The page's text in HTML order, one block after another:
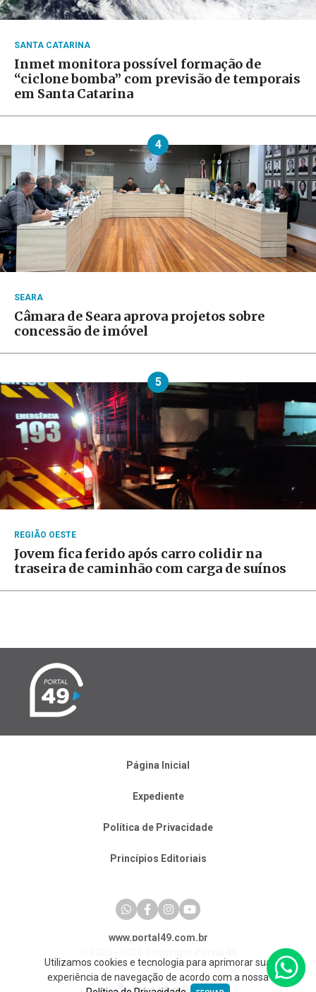
SANTA CATARINA
Inmet monitora possível formação de
“ciclone bomba” com previsão de temporais
em Santa Catarina
4
SEARA
Câmara de Seara aprova projetos sobre
concessão de imóvel
5
REGIÃO OESTE
Jovem fica ferido após carro colidir na
traseira de caminhão com carga de suínos
Página Inicial
Expediente
Política de Privacidade
Princípios Editoriais
www.portal49.com.br
Utilizamos cookies e tecnologia para aprimorar sua
experiência de navegação de acordo com a nossa